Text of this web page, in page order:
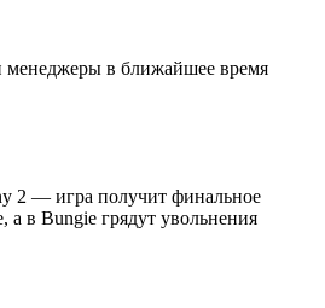
в ближайшее время
2 — игра получит финальное
а в Bungie грядут увольнения